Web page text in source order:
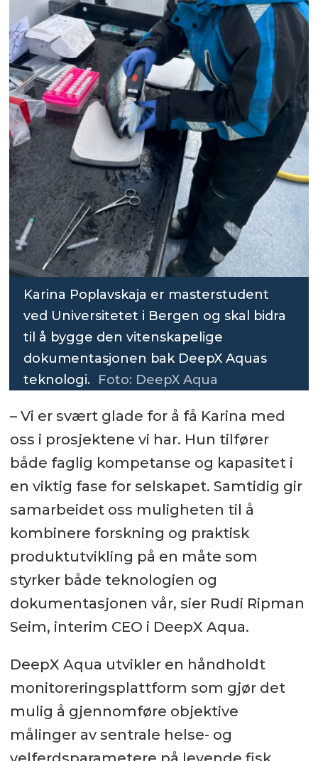
Karina Poplavskaja er masterstudent
ved Universitetet i Bergen og skal bidra
til å bygge den vitenskapelige
dokumentasjonen bak DeepX Aquas
teknologi. Foto: DeepX Aqua
– Vi er svært glade for å få Karina med
oss i prosjektene vi har. Hun tilfører
både faglig kompetanse og kapasitet i
en viktig fase for selskapet. Samtidig gir
samarbeidet oss muligheten til å
kombinere forskning og praktisk
produktutvikling på en måte som
styrker både teknologien og
dokumentasjonen vår, sier Rudi Ripman
Seim, interim CEO i DeepX Aqua.
DeepX Aqua utvikler en håndholdt
monitoreringsplattform som gjør det
mulig å gjennomføre objektive
målinger av sentrale helse- og